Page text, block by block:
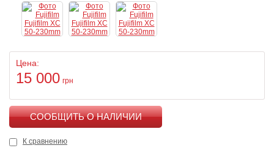
Цена:
15 000 грн
К сравнению